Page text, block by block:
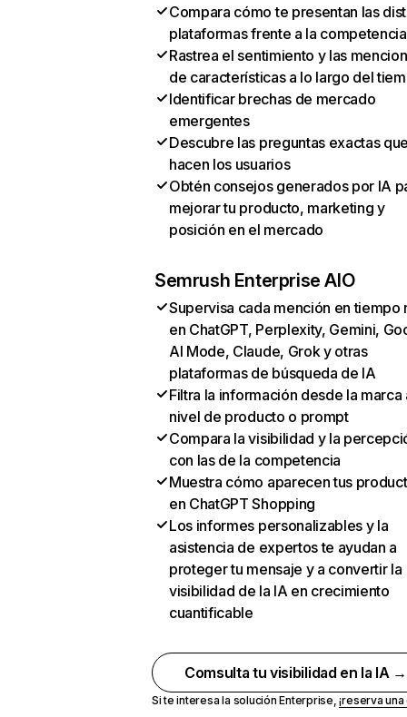
Compara cómo te presentan las
plataformas frente a la competencia
Rastrea el sentimiento y las
de características a lo largo del
Identificar brechas de mercado
emergentes
Descubre las preguntas exactas
hacen los usuarios
Obtén consejos generados por IA
mejorar tu producto, marketing y
posición en el mercado
Semrush Enterprise AIO
Supervisa cada mención en tiempo
en ChatGPT, Perplexity, Gemini,
AI Mode, Claude, Grok y otras
plataformas de búsqueda de IA
Filtra la información desde la marca
nivel de producto o prompt
Compara la visibilidad y la
con las de la competencia
Muestra cómo aparecen tus
en ChatGPT Shopping
Los informes personalizables y la
asistencia de expertos te ayudan a
proteger tu mensaje y a convertir la
visibilidad de la IA en crecimiento
cuantificable
Comsulta tu visibilidad en la IA →
Si te interesa la solución Enterprise,¡reserva